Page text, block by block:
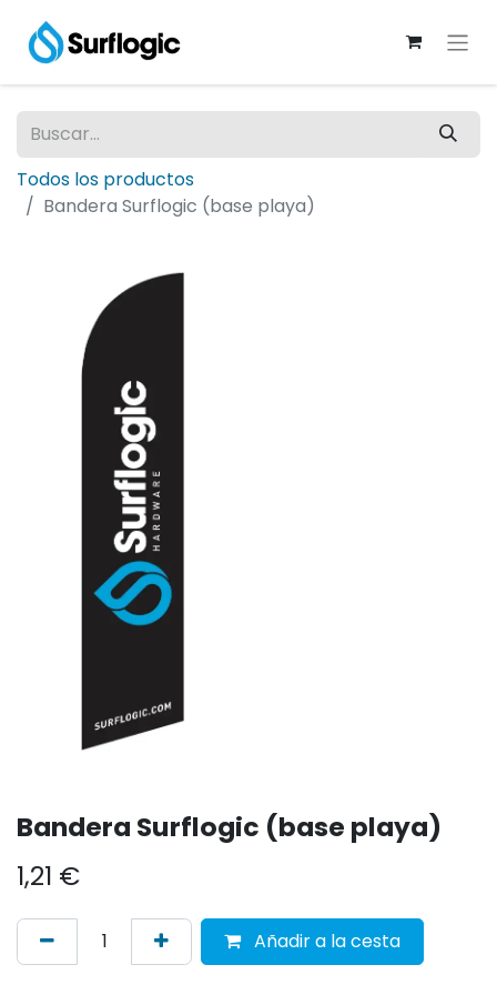
Todos los productos
Bandera Surflogic (base playa)
Bandera Surflogic (base playa)
1,21 €
Añadir a la cesta